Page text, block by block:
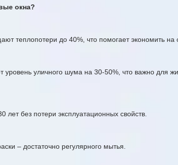
окна?
теплопотери до 40%, что помогает экономить на
уровень уличного шума на 30-50%, что важно для
лет без потери эксплуатационных свойств.
– достаточно регулярного мытья.